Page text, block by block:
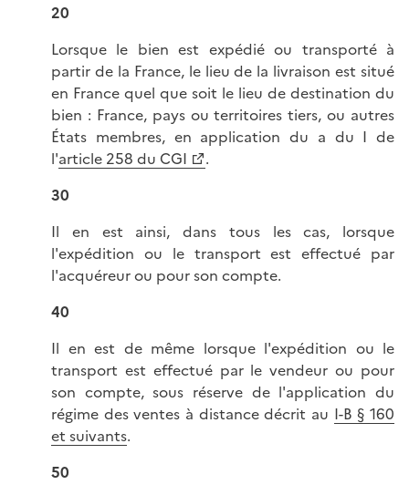
20
Lorsque le bien est expédié ou transporté à
partir de la France, le lieu de la livraison est situé
en France quel que soit le lieu de destination du
bien : France, pays ou territoires tiers, ou autres
États membres, en application du a du I de
l'article 258 du CGI
.
30
Il en est ainsi, dans tous les cas, lorsque
l'expédition ou le transport est effectué par
l'acquéreur ou pour son compte.
40
Il en est de même lorsque l'expédition ou le
transport est effectué par le vendeur ou pour
son compte, sous réserve de l'application du
régime des ventes à distance décrit au I-B § 160
et suivants.
50